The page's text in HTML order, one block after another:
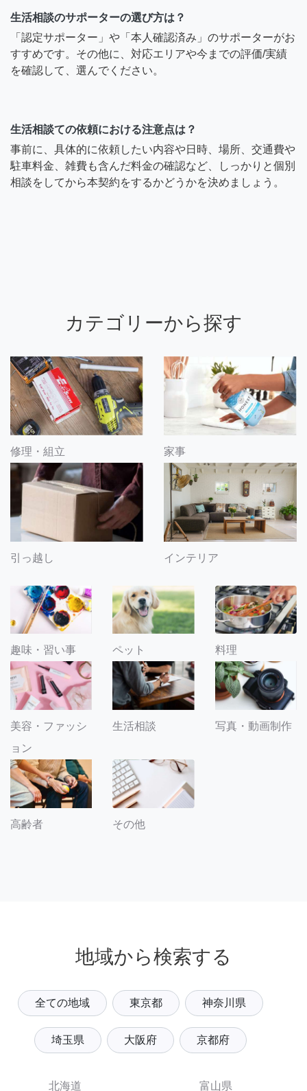
生活相談のサポーターの選び方は？
「認定サポーター」や「本人確認済み」のサポーターがお
すすめです。その他に、対応エリアや今までの評価/実績
を確認して、選んでください。
生活相談ての依頼における注意点は？
事前に、具体的に依頼したい内容や日時、場所、交通費や
駐車料金、雑費も含んだ料金の確認など、しっかりと個別
相談をしてから本契約をするかどうかを決めましょう。
カテゴリーから探す
修理・組立 家事
引っ越し インテリア
趣味・習い事 ペット 料理
美容・ファッシ
ョン
生活相談 写真・動画制作
高齢者 その他
地域から検索する
全ての地域 東京都 神奈川県
埼玉県 大阪府 京都府
北海道
富山県